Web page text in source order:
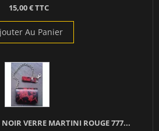
15,00 € TTC
Au Panier
NOIR VERRE MARTINI ROUGE 777...